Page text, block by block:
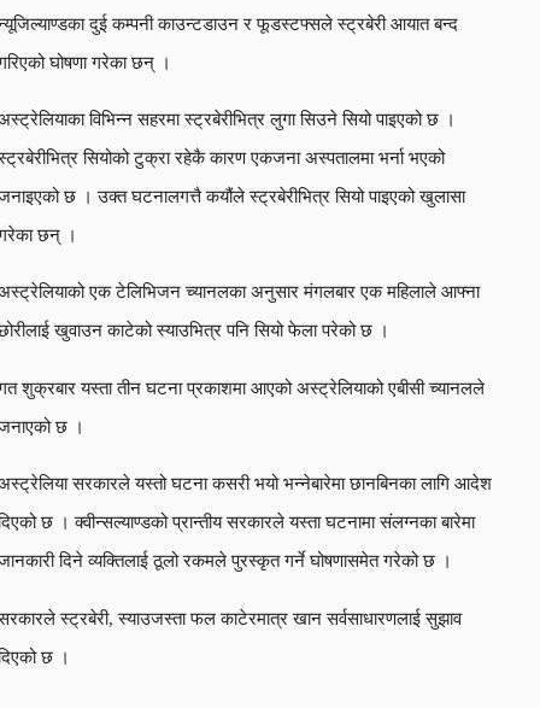
दुई कम्पनी काउन्टडाउन र फूडस्टफ्सले स्ट्रबेरी आयात बन्द
घोषणा गरेका छन् ।
विभिन्न सहरमा स्ट्रबेरीभित्र लुगा सिउने सियो पाइएको छ ।
सियोको टुक्रा रहेकै कारण एकजना अस्पतालमा भर्ना भएको
छ । उक्त घटनालगत्तै कयौंले स्ट्रबेरीभित्र सियो पाइएको खुलासा
छन् ।
एक टेलिभिजन च्यानलका अनुसार मंगलबार एक महिलाले आफ्ना
खुवाउन काटेको स्याउभित्र पनि सियो फेला परेको छ ।
शुक्रबार यस्ता तीन घटना प्रकाशमा आएको अस्ट्रेलियाको एबीसी च्यानलले
छ ।
सरकारले यस्तो घटना कसरी भयो भन्नेबारेमा छानबिनका लागि आदेश
छ । क्वीन्सल्याण्डको प्रान्तीय सरकारले यस्ता घटनामा संलग्नका बारेमा
दिने व्यक्तिलाई ठूलो रकमले पुरस्कृत गर्ने घोषणासमेत गरेको छ ।
स्ट्रबेरी, स्याउजस्ता फल काटेरमात्र खान सर्वसाधारणलाई सुझाव
छ ।